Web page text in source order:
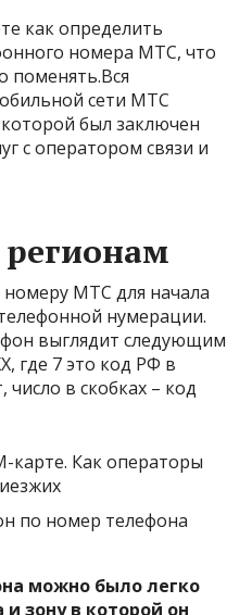
как определить
номера МТС, что
поменять.Вся
сети МТС
был заключен
с оператором связи и
МТС для начала
нумерации.
выглядит следующим
где 7 это код РФ в
в скобках – код
по номер телефона
можно было легко
зону в которой он